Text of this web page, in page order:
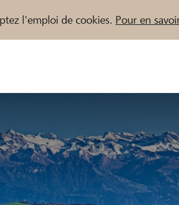
l'emploi de cookies. Pour en